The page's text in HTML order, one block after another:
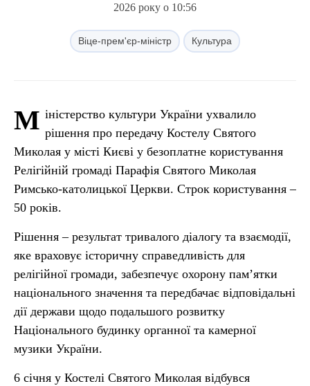
2026 року о 10:56
Віце-прем'єр-міністр Культура
М іністерство культури України ухвалило
рішення про передачу Костелу Святого
Миколая у місті Києві у безоплатне користування
Релігійній громаді Парафія Святого Миколая
Римсько-католицької Церкви. Строк користування –
50 років.
Рішення – результат тривалого діалогу та взаємодії,
яке враховує історичну справедливість для
релігійної громади, забезпечує охорону пам’ятки
національного значення та передбачає відповідальні
дії держави щодо подальшого розвитку
Національного будинку органної та камерної
музики України.
6 січня у Костелі Святого Миколая відбувся